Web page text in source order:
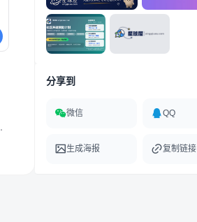
分享到
微信 QQ
生成海报 复制链接